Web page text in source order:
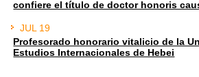
confiere el título de doctor honoris
JUL 19
Profesorado honorario vitalicio de la
Estudios Internacionales de Hebei